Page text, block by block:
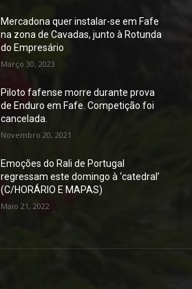
Mercadona quer instalar-se em Fafe
na zona de Cavadas, junto à Rotunda
do Empresário
Março 30, 2023
Piloto fafense morre durante prova
de Enduro em Fafe. Competição foi
cancelada.
Novembro 20, 2021
Emoções do Rali de Portugal
regressam este domingo à ‘catedral’
(C/HORÁRIO E MAPAS)
Maio 21, 2022